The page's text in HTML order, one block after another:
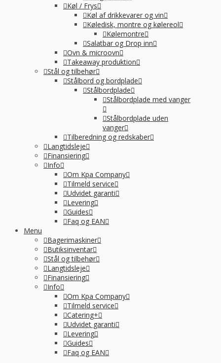
Køl / Frys
Køl af drikkevarer og vin
Køledisk, montre og kølereol
Kølemontre
Salatbar og Drop inn
Ovn & microovn
Takeaway produktion
Stål og tilbehør
Stålbord og bordplade
Stålbordplade
Stålbordplade med vanger
Stålbordplade uden
vanger
Tilberedning og redskaber
Langtidsleje
Finansiering
Info
Om Kpa Company
Tilmeld service
Udvidet garanti
Levering
Guides
Faq og EAN
Menu
Bagerimaskiner
Butiksinventar
Stål og tilbehør
Langtidsleje
Finansiering
Info
Om Kpa Company
Tilmeld service
Catering+
Udvidet garanti
Levering
Guides
Faq og EAN